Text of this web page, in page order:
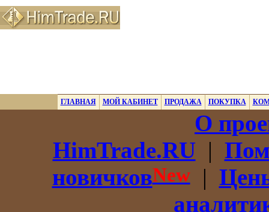
ГЛАВНАЯ МОЙ КАБИНЕТ ПРОДАЖА ПОКУПКА
О
HimTrade.RU|
новичковNew|